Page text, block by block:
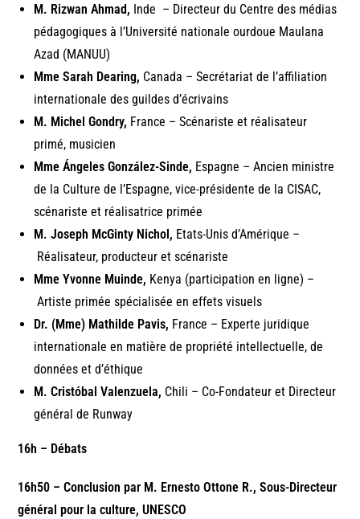
M. Rizwan Ahmad, Inde – Directeur du Centre des médias
pédagogiques à l’Université nationale ourdoue Maulana
Azad (MANUU)
Mme Sarah Dearing, Canada – Secrétariat de l’affiliation
internationale des guildes d’écrivains
M. Michel Gondry, France – Scénariste et réalisateur
primé, musicien
Mme Ángeles González-Sinde, Espagne – Ancien ministre
de la Culture de l’Espagne, vice-présidente de la CISAC,
scénariste et réalisatrice primée
M. Joseph McGinty Nichol, Etats-Unis d’Amérique –
Réalisateur, producteur et scénariste
Mme Yvonne Muinde, Kenya (participation en ligne) –
Artiste primée spécialisée en effets visuels
Dr. (Mme) Mathilde Pavis, France – Experte juridique
internationale en matière de propriété intellectuelle, de
données et d’éthique
M. Cristóbal Valenzuela, Chili – Co-Fondateur et Directeur
général de Runway
16h – Débats
16h50 –Conclusion par M. Ernesto Ottone R., Sous-Directeur
général pour la culture, UNESCO